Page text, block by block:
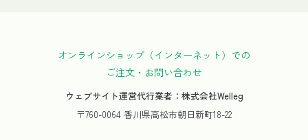
オンラインショップ（インターネット）での
ご注文・お問い合わせ
ウェブサイト運営代行業者：株式会社Welleg
〒760-0064 香川県高松市朝日新町18-22